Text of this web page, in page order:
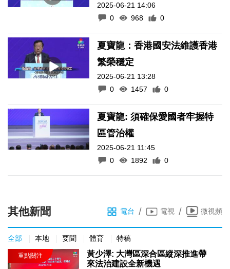
2025-06-21 14:06
0
968 0
夏寶龍：香港國安法維護香港
繁榮穩定
2025-06-21 13:28
0
1457 0
夏寶龍: 須確保愛國者牢握特
區管治權
2025-06-21 11:45
0
1892 0
其他新聞 電台 / 電視 / 微視頻
全部 本地 要聞 體育 特稿
黃少澤: 大灣區深合區縱深推進帶
來法治建設全新機遇